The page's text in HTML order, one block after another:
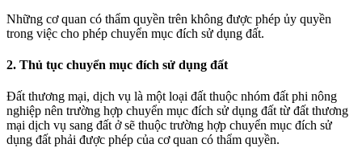
Những cơ quan có thẩm quyền trên không được phép ủy quyền
trong việc cho phép chuyển mục đích sử dụng đất.
2. Thủ tục chuyển mục đích sử dụng đất
Đất thương mại, dịch vụ là một loại đất thuộc nhóm đất phi nông
nghiệp nên trường hợp chuyển mục đích sử dụng đất từ đất thương
mại dịch vụ sang đất ở sẽ thuộc trường hợp chuyển mục đích sử
dụng đất phải được phép của cơ quan có thẩm quyền.